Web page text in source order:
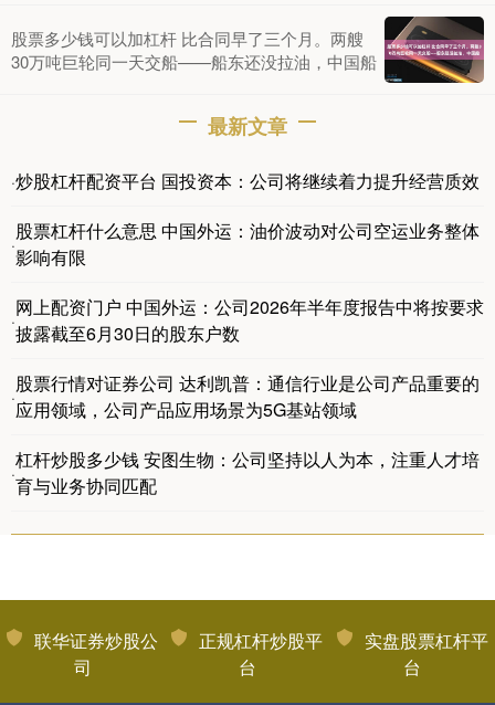
股票多少钱可以加杠杆 比合同早了三个月。两艘
30万吨巨轮同一天交船——船东还没拉油，中国船
最新文章
·炒股杠杆配资平台 国投资本：公司将继续着力提升经营质效
·
股票杠杆什么意思 中国外运：油价波动对公司空运业务整体
影响有限
·
网上配资门户 中国外运：公司2026年半年度报告中将按要求
披露截至6月30日的股东户数
·
股票行情对证券公司 达利凯普：通信行业是公司产品重要的
应用领域，公司产品应用场景为5G基站领域
·
杠杆炒股多少钱 安图生物：公司坚持以人为本，注重人才培
育与业务协同匹配
联华证券炒股公
司
正规杠杆炒股平
台
实盘股票杠杆平
台